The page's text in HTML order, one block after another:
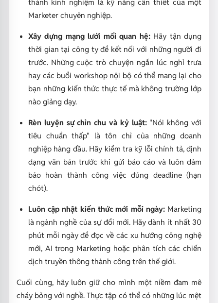
thành kinh nghiệm là kỹ năng cần thiết của một
Marketer chuyên nghiệp.
Xây dựng mạng lưới mối quan hệ:Hãy tận dụng
thời gian tại công ty để kết nối với những người đi
trước. Những cuộc trò chuyện ngắn lúc nghỉ trưa
hay các buổi workshop nội bộ có thể mang lại cho
bạn những kiến thức thực tế mà không trường lớp
nào giảng dạy.
Rèn luyện sự chỉn chu và kỷ luật:"Nói không với
tiêu chuẩn thấp" là tôn chỉ của những doanh
nghiệp hàng đầu. Hãy kiểm tra kỹ lỗi chính tả, định
dạng văn bản trước khi gửi báo cáo và luôn đảm
bảo hoàn thành công việc đúng deadline (hạn
chót).
Luôn cập nhật kiến thức mới mỗi ngày:Marketing
là ngành nghề của sự đổi mới. Hãy dành ít nhất 30
phút mỗi ngày để đọc về các xu hướng công nghệ
mới, AI trong Marketing hoặc phân tích các chiến
dịch truyền thông thành công trên thế giới.
Cuối cùng, hãy luôn giữ cho mình một niềm đam mê
cháy bỏng với nghề. Thực tập có thể có những lúc mệt